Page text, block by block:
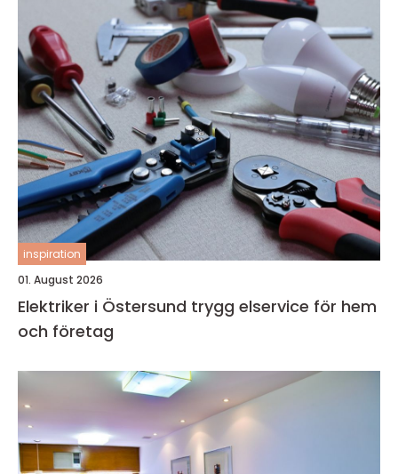
inspiration
01. August 2026
Elektriker i Östersund trygg elservice för hem
och företag